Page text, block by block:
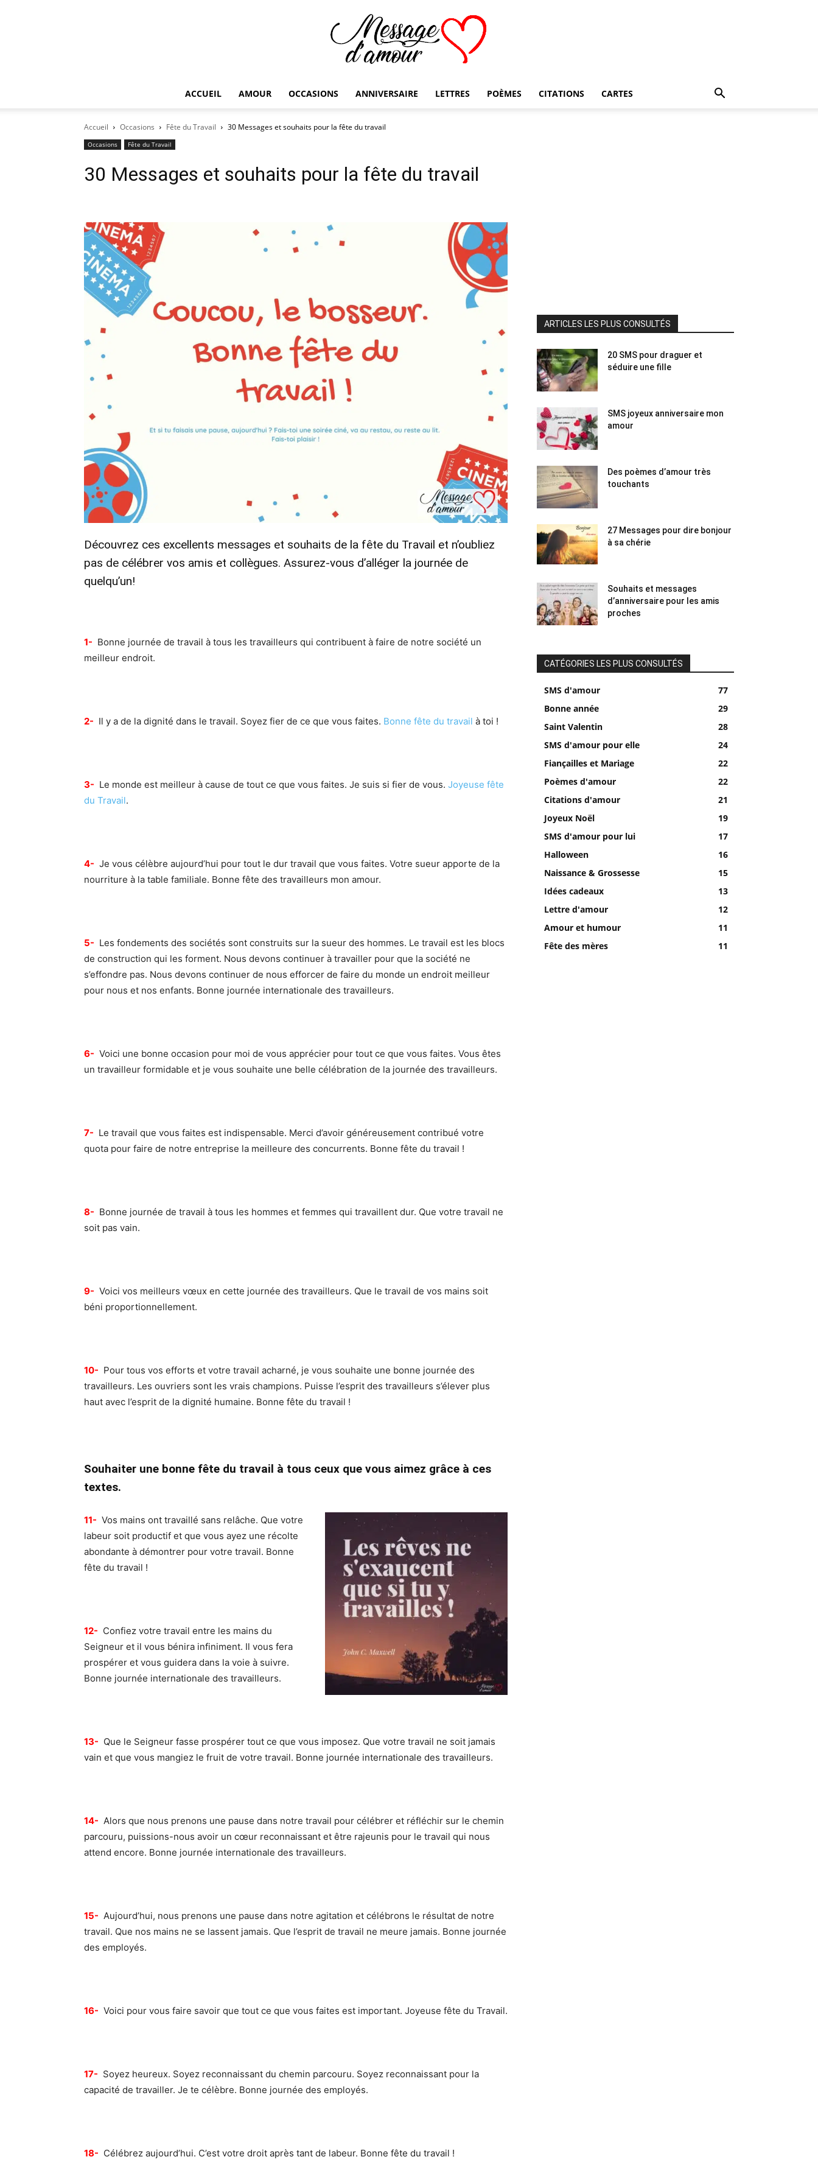
ACCUEIL AMOUR OCCASIONS ANNIVERSAIRE LETTRES POÈMES CITATIONS CARTES
Accueil Occasions Fête du Travail 30 Messages et souhaits pour la fête du travail
Occasions Fête du Travail
30 Messages et souhaits pour la fête du travail
Découvrez ces excellents messages et souhaits de la fête du Travail et n’oubliez
pas de célébrer vos amis et collègues. Assurez-vous d’alléger la journée de
quelqu’un!
1- Bonne journée de travail à tous les travailleurs qui contribuent à faire de notre société un
meilleur endroit.
2- Il y a de la dignité dans le travail. Soyez fier de ce que vous faites. Bonne fête du travail à toi !
3- Le monde est meilleur à cause de tout ce que vous faites. Je suis si fier de vous. Joyeuse fête
du Travail.
4- Je vous célèbre aujourd’hui pour tout le dur travail que vous faites. Votre sueur apporte de la
nourriture à la table familiale. Bonne fête des travailleurs mon amour.
5- Les fondements des sociétés sont construits sur la sueur des hommes. Le travail est les blocs
de construction qui les forment. Nous devons continuer à travailler pour que la société ne
s’effondre pas. Nous devons continuer de nous efforcer de faire du monde un endroit meilleur
pour nous et nos enfants. Bonne journée internationale des travailleurs.
6- Voici une bonne occasion pour moi de vous apprécier pour tout ce que vous faites. Vous êtes
un travailleur formidable et je vous souhaite une belle célébration de la journée des travailleurs.
7- Le travail que vous faites est indispensable. Merci d’avoir généreusement contribué votre
quota pour faire de notre entreprise la meilleure des concurrents. Bonne fête du travail !
8- Bonne journée de travail à tous les hommes et femmes qui travaillent dur. Que votre travail ne
soit pas vain.
9- Voici vos meilleurs vœux en cette journée des travailleurs. Que le travail de vos mains soit
béni proportionnellement.
10- Pour tous vos efforts et votre travail acharné, je vous souhaite une bonne journée des
travailleurs. Les ouvriers sont les vrais champions. Puisse l’esprit des travailleurs s’élever plus
haut avec l’esprit de la dignité humaine. Bonne fête du travail !
Souhaiter une bonne fête du travail à tous ceux que vous aimez grâce à ces
textes.
11- Vos mains ont travaillé sans relâche. Que votre
labeur soit productif et que vous ayez une récolte
abondante à démontrer pour votre travail. Bonne
fête du travail !
12- Confiez votre travail entre les mains du
Seigneur et il vous bénira infiniment. Il vous fera
prospérer et vous guidera dans la voie à suivre.
Bonne journée internationale des travailleurs.
13- Que le Seigneur fasse prospérer tout ce que vous imposez. Que votre travail ne soit jamais
vain et que vous mangiez le fruit de votre travail. Bonne journée internationale des travailleurs.
14- Alors que nous prenons une pause dans notre travail pour célébrer et réfléchir sur le chemin
parcouru, puissions-nous avoir un cœur reconnaissant et être rajeunis pour le travail qui nous
attend encore. Bonne journée internationale des travailleurs.
15- Aujourd’hui, nous prenons une pause dans notre agitation et célébrons le résultat de notre
travail. Que nos mains ne se lassent jamais. Que l’esprit de travail ne meure jamais. Bonne journée
des employés.
16- Voici pour vous faire savoir que tout ce que vous faites est important. Joyeuse fête du Travail.
17- Soyez heureux. Soyez reconnaissant du chemin parcouru. Soyez reconnaissant pour la
capacité de travailler. Je te célèbre. Bonne journée des employés.
18- Célébrez aujourd’hui. C’est votre droit après tant de labeur. Bonne fête du travail !
ARTICLES LES PLUS CONSULTÉS
20 SMS pour draguer et
séduire une fille
SMS joyeux anniversaire mon
amour
Des poèmes d’amour très
touchants
27 Messages pour dire bonjour
à sa chérie
Souhaits et messages
d’anniversaire pour les amis
proches
CATÉGORIES LES PLUS CONSULTÉS
SMS d'amour
77
Bonne année
29
Saint Valentin
28
SMS d'amour pour elle
24
Fiançailles et Mariage
22
Poèmes d'amour
22
Citations d'amour
21
Joyeux Noël
19
SMS d'amour pour lui
17
Halloween
16
Naissance & Grossesse
15
Idées cadeaux
13
Lettre d'amour
12
Amour et humour
11
Fête des mères
11